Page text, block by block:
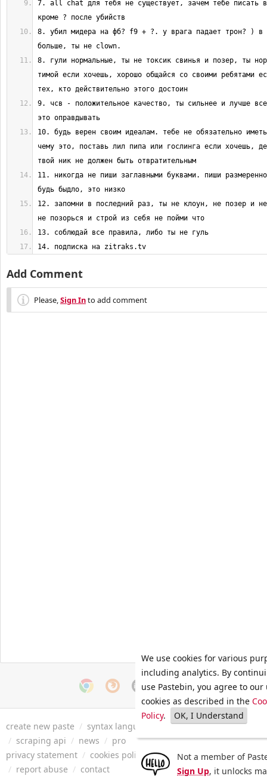
7. all chat для тебя не существует, зачем тебе писать
8. убил мидера на фб? f9 + ?. у врага падает трон? )
8. гули нормальные, ты не токсик свинья и позер, ты
тимой если хочешь, хорошо общайся со своими ребятами
9. чсв - положительное качество, ты сильнее и лучше
10. будь верен своим идеалам. тебе не обязательно
чему это, поставь лил пипа или гослинга если хочешь,
11. никогда не пиши заглавными буквами. пиши
12. запомни в последний раз, ты не клоун, не позер и
14. подписка на zitraks.tv
Add Comment
Please,Sign Into add comment
create new paste / syntax languages archive / faq / tools
/ scraping api / news / pro
privacy statement / cookies policy / terms of service/ security
/ report abuse / contact
We use cookies for various
including analytics. By
use Pastebin, you agree to our
cookies as described in the
Policy. OK, I Understand
Not a member of
Sign Up, it unlocks